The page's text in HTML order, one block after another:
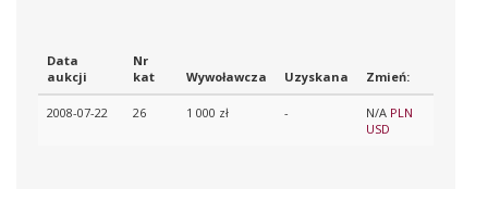
Data
aukcji
Nr
kat
Wywoławcza Uzyskana Zmień:
2008-07-22 26 1 000 zł - N/A PLN
USD